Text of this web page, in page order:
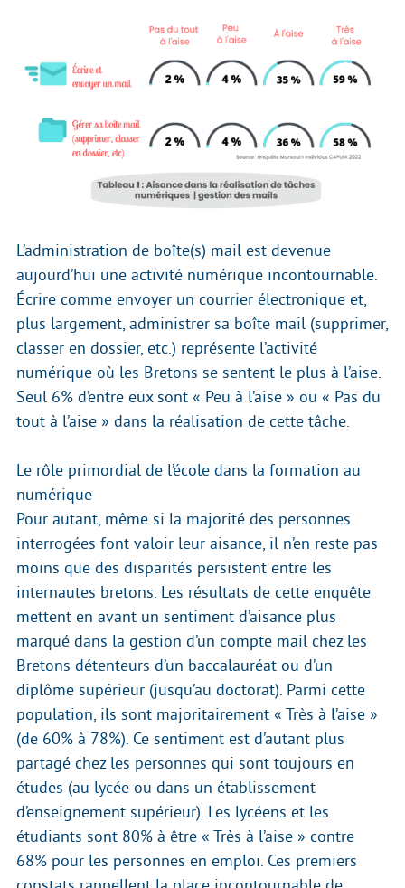
L’administration de boîte(s) mail est devenue
aujourd’hui une activité numérique incontournable.
Écrire comme envoyer un courrier électronique et,
plus largement, administrer sa boîte mail (supprimer,
classer en dossier, etc.) représente l’activité
numérique où les Bretons se sentent le plus à l’aise.
Seul 6% d’entre eux sont « Peu à l’aise » ou « Pas du
tout à l’aise » dans la réalisation de cette tâche.
Le rôle primordial de l’école dans la formation au
numérique
Pour autant, même si la majorité des personnes
interrogées font valoir leur aisance, il n’en reste pas
moins que des disparités persistent entre les
internautes bretons. Les résultats de cette enquête
mettent en avant un sentiment d’aisance plus
marqué dans la gestion d’un compte mail chez les
Bretons détenteurs d’un baccalauréat ou d’un
diplôme supérieur (jusqu’au doctorat). Parmi cette
population, ils sont majoritairement « Très à l’aise »
(de 60% à 78%). Ce sentiment est d’autant plus
partagé chez les personnes qui sont toujours en
études (au lycée ou dans un établissement
d’enseignement supérieur). Les lycéens et les
étudiants sont 80% à être « Très à l’aise » contre
68% pour les personnes en emploi. Ces premiers